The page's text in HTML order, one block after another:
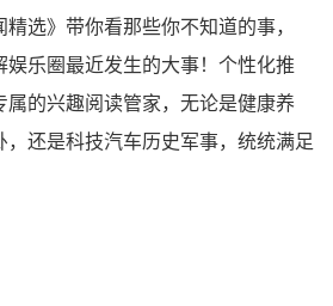
选》带你看那些你不知道的事，
娱乐圈最近发生的大事！个性化推
属的兴趣阅读管家，无论是健康养
，还是科技汽车历史军事，统统满足